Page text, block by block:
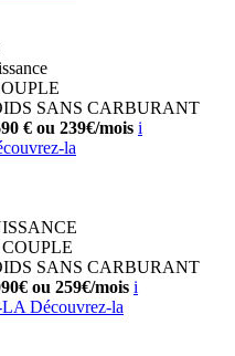
SANS CARBURANT
€ ou 239€/mois i
la
COUPLE
SANS CARBURANT
ou 259€/mois i
Découvrez-la